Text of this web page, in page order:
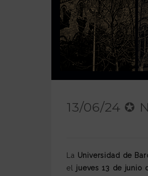
13/06/24 ✪
La Universidad de
el jueves 13 de junio